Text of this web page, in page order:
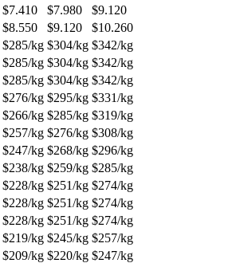
$7.410 $7.980
$9.120
$8.550 $9.120
$10.260
$285/kg $304/kg $342/kg
$285/kg $304/kg $342/kg
$285/kg $304/kg $342/kg
$276/kg $295/kg $331/kg
$266/kg $285/kg $319/kg
$257/kg $276/kg $308/kg
$247/kg $268/kg $296/kg
$238/kg $259/kg $285/kg
$228/kg $251/kg $274/kg
$228/kg $251/kg $274/kg
$228/kg $251/kg $274/kg
$219/kg $245/kg $257/kg
$209/kg $220/kg $247/kg